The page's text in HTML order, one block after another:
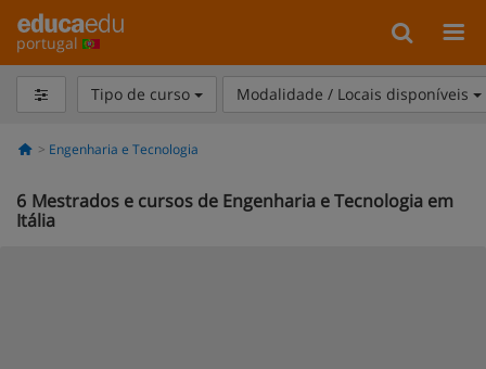
portugal
Tipo de curso Modalidade / Locais disponíveis
Engenharia e Tecnologia
6 Mestrados e cursos de Engenharia e Tecnologia em
Itália